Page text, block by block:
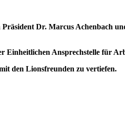
Dr. Marcus Achenbach
Einheitlichen Ansprechstelle für
den Lionsfreunden zu vertiefen.